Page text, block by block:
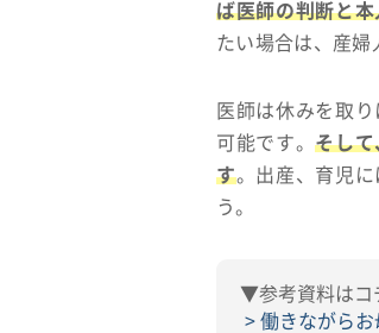
ば医師の判断と
たい場合は、産婦
医師は休みを取
可能です。そして
す。出産、育児
う。
▼参考資料はコ
働きながら